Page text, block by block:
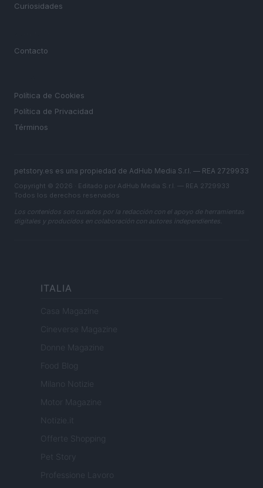
Curiosidades
Contacto
Política de Cookies
Política de Privacidad
Términos
petstory.es es una propiedad de AdHub Media S.r.l. — REA 2729933
Copyright © 2026 · Editado por AdHub Media S.r.l. — REA 2729933
Todos los derechos reservados
Los contenidos son curados por la redacción con el apoyo de herramientas
digitales y producidos en colaboración con autores independientes.
ITALIA
Casa Magazine
Cineverse Magazine
Donne Magazine
Food Blog
Milano Notizie
Motor Magazine
Notizie.it
Offerte Shopping
Professione Lavoro